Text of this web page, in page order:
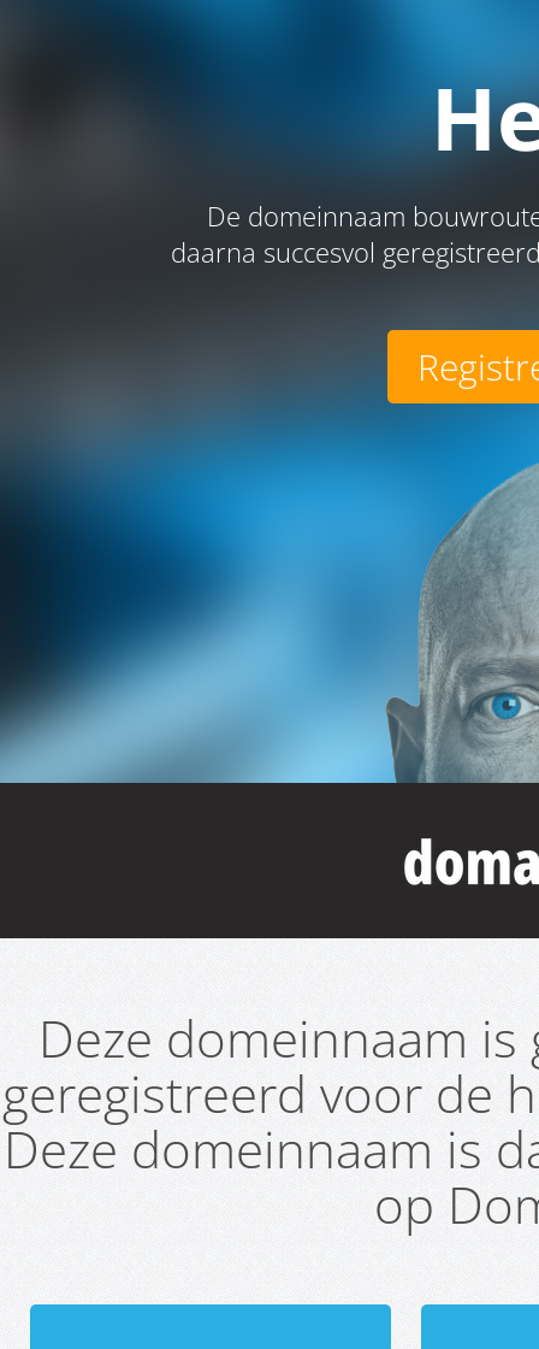
De domeinnaam
daarna succesvol
Deze domeinnaam
geregistreerd voor de
Deze domeinnaam is
op